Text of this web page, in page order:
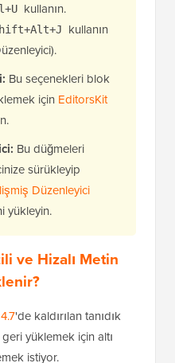
kullanın.
kullanın
Bu seçenekleri blok
için EditorsKit
Bu düğmeleri
sürükleyip
Düzenleyici
yükleyin.
ve Hizalı Metin
'de kaldırılan tanıdık
yüklemek için altı
istiyor.